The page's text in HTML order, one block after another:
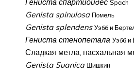
Гениста спартиоидес Spach
Genista spinulosa Помель
Genista splendens Уэбб и
Гениста стенопетала Уэбб и
Сладкая метла, пасхальная
Genista Suanica Шишкин